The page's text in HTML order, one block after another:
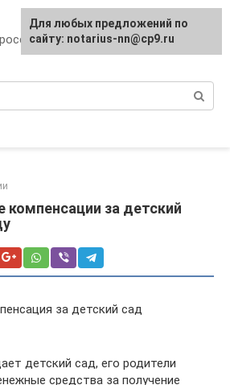
компенсации за детский
за детский сад
детский сад, его родители
средства за получение
Для любых предложений по
сайту: notarius-nn@cp9.ru